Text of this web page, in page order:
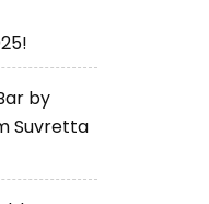
by
Suvretta